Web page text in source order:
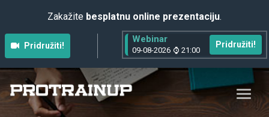
Zakažite besplatnu online prezentaciju.
Pridružiti!
Webinar
09-08-2026 21:00
Pridružiti!